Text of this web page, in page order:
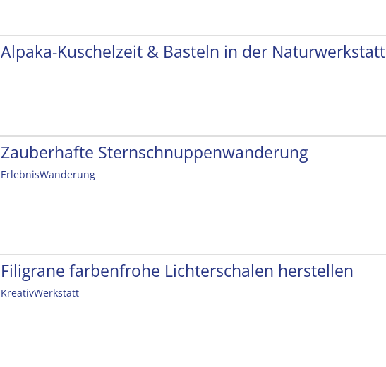
Alpaka-Kuschelzeit & Basteln in der Naturwerkstatt
Zauberhafte Sternschnuppenwanderung
ErlebnisWanderung
Filigrane farbenfrohe Lichterschalen herstellen
KreativWerkstatt